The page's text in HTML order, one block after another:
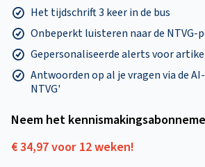
Het tijdschrift 3 keer in de bus
Onbeperkt luisteren naar de NTVG-
Gepersonaliseerde alerts voor
Antwoorden op al je vragen via de
NTVG'
Neem het
€ 34,97 voor 12 weken!